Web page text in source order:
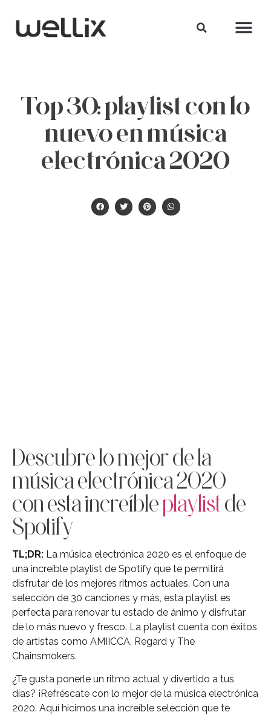
Top 30: playlist con lo
nuevo en música
electrónica 2020
Descubre lo mejor de la
música electrónica 2020
con esta increíbleplaylistde
Spotify
TL;DR: La música electrónica 2020 es el enfoque de
una increíble playlist de Spotify que te permitirá
disfrutar de los mejores ritmos actuales. Con una
selección de 30 canciones y más, esta playlist es
perfecta para renovar tu estado de ánimo y disfrutar
de lo más nuevo y fresco. La playlist cuenta con éxitos
de artistas como AMIICCA, Regard y The
Chainsmokers.
¿Te gusta ponerle un ritmo actual y divertido a tus
días? ¡Refréscate con lo mejor de la música electrónica
2020. Aquí hicimos una increíble selección que te